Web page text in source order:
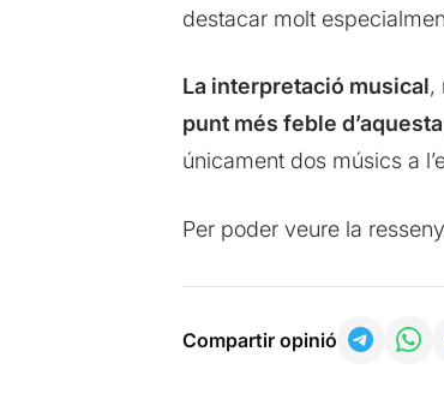
destacar molt
La interpretació musical,
punt més feble
únicament dos músics a
Per poder veure la
Compartir opinió